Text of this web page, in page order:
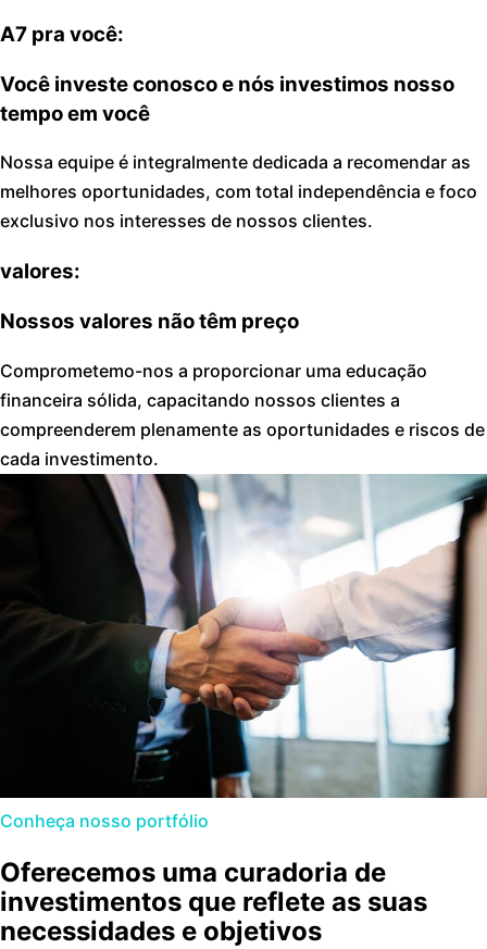
A7 pra você:
Você investe conosco e nós investimos nosso
tempo em você
Nossa equipe é integralmente dedicada a recomendar as
melhores oportunidades, com total independência e foco
exclusivo nos interesses de nossos clientes.
valores:
Nossos valores não têm preço
Comprometemo-nos a proporcionar uma educação
financeira sólida, capacitando nossos clientes a
compreenderem plenamente as oportunidades e riscos de
cada investimento.
Conheça nosso portfólio
Oferecemos uma curadoria de
investimentos que reflete as suas
necessidades e objetivos